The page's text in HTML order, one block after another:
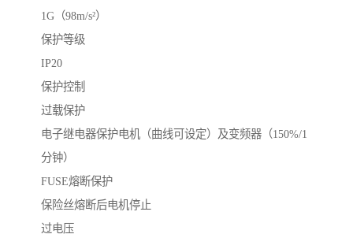
1G（98m/s²）
保护等级
IP20
保护控制
过载保护
电子继电器保护电机（曲线可设定）及变频器（150%/1
分钟）
FUSE熔断保护
保险丝熔断后电机停止
过电压